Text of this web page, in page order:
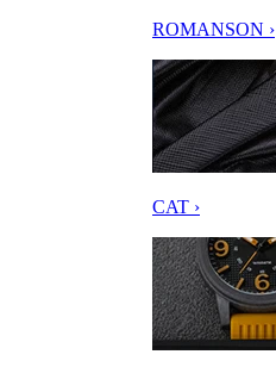
ROMANSON ›
CAT ›